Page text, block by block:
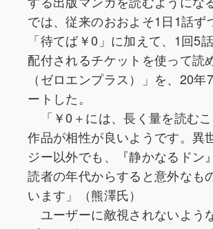
では、従来のおおよそ1日1話ず
「待てば￥0」に加えて、1回5
配付されるチケットを使って読
（ゼロエンプラス）」を、20年
ートした。
「￥0＋には、長く量を読む
作品が相性が良いようです。異
ジー以外でも、『静かなるドン
読者の年代からすると意外なも
います」（熊澤氏）
ユーザーに敵視されないよう